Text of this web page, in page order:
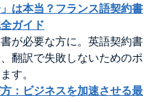
は本当？フランス語契約書
ガイド
が必要な方に。英語契約書
翻訳で失敗しないためのポ
す。
：ビジネスを加速させる最